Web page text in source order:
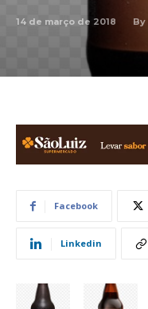
14 de março de 2018 By
Facebook
Linkedin